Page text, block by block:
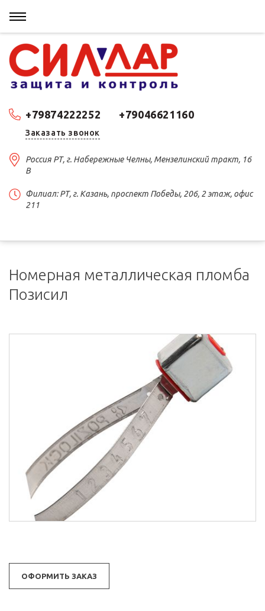
+79874222252 +79046621160
Заказать звонок
Россия РТ, г. Набережные Челны, Мензелинский тракт, 16
В
Филиал: РТ, г. Казань, проспект Победы, 206, 2 этаж, офис
211
Номерная металлическая пломба
Позисил
ОФОРМИТЬ ЗАКАЗ